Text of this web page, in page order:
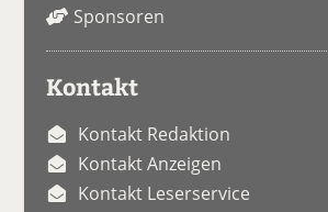
Sponsoren
Kontakt
Kontakt Redaktion
Kontakt Anzeigen
Kontakt Leserservice